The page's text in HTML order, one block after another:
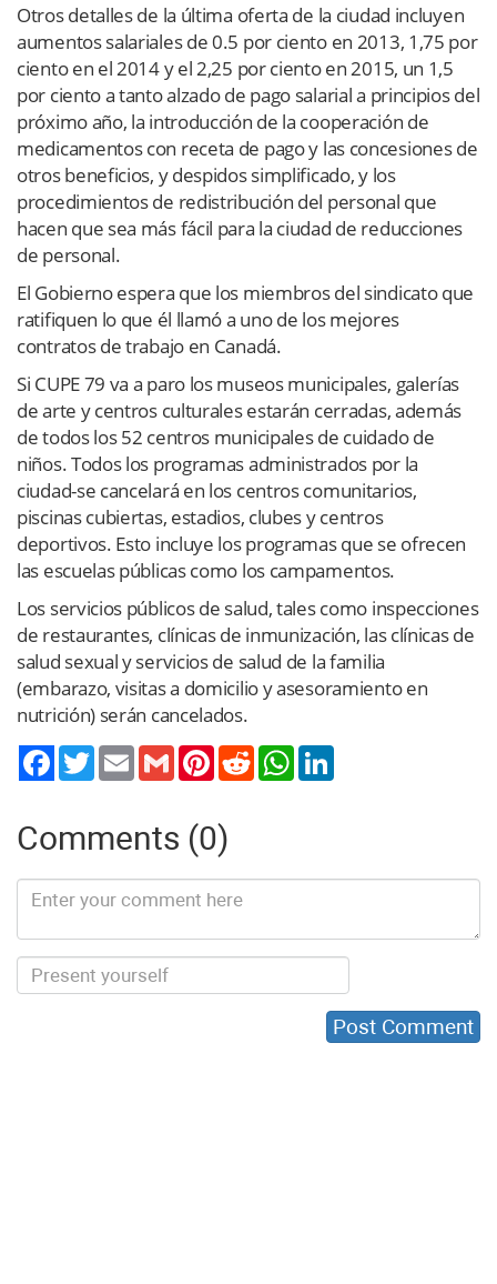
Otros detalles de la última oferta de la ciudad incluyen
aumentos salariales de 0.5 por ciento en 2013, 1,75 por
ciento en el 2014 y el 2,25 por ciento en 2015, un 1,5
por ciento a tanto alzado de pago salarial a principios del
próximo año, la introducción de la cooperación de
medicamentos con receta de pago y las concesiones de
otros beneficios, y despidos simplificado, y los
procedimientos de redistribución del personal que
hacen que sea más fácil para la ciudad de reducciones
de personal.
El Gobierno espera que los miembros del sindicato que
ratifiquen lo que él llamó a uno de los mejores
contratos de trabajo en Canadá.
Si CUPE 79 va a paro los museos municipales, galerías
de arte y centros culturales estarán cerradas, además
de todos los 52 centros municipales de cuidado de
niños. Todos los programas administrados por la
ciudad-se cancelará en los centros comunitarios,
piscinas cubiertas, estadios, clubes y centros
deportivos. Esto incluye los programas que se ofrecen
las escuelas públicas como los campamentos.
Los servicios públicos de salud, tales como inspecciones
de restaurantes, clínicas de inmunización, las clínicas de
salud sexual y servicios de salud de la familia
(embarazo, visitas a domicilio y asesoramiento en
nutrición) serán cancelados.
TwitterEmail Gmail PinterestReddit WhatsApp
Comments (0)